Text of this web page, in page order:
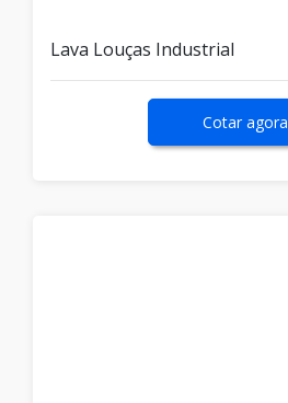
Lava Louças Industrial
Cotar agora